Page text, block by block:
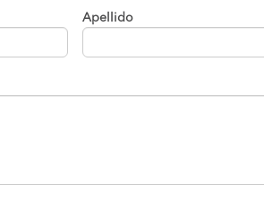
Apellido